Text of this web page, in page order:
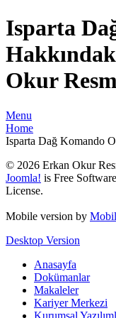
Isparta
Okur
Menu
Home
Isparta Dağ Komando
© 2026 Erkan Okur
Joomla! is Free
License.
Mobile version by
Desktop Version
Anasayfa
Dokümanlar
Makaleler
Kariyer Merkezi
Kurumsal